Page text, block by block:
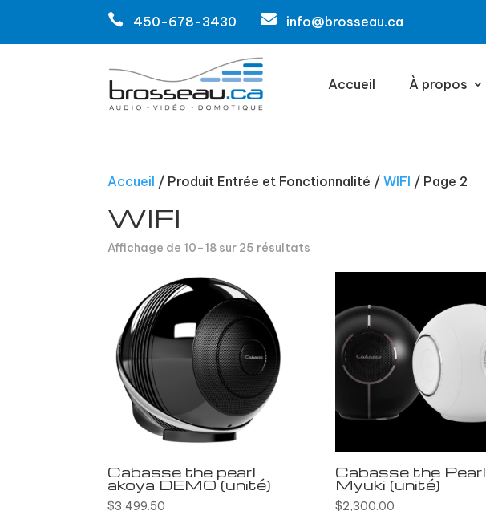
 450-678-3430  info@brosseau.ca
Accueil À propos
Accueil / Produit Entrée et Fonctionnalité /WIFI / Page 2
WIFI
Affichage de 10–18 sur 25 résultats
Cabasse the pearl
akoya DEMO (unité)
$3,499.50
Cabasse the Pearl
Myuki (unité)
$2,300.00